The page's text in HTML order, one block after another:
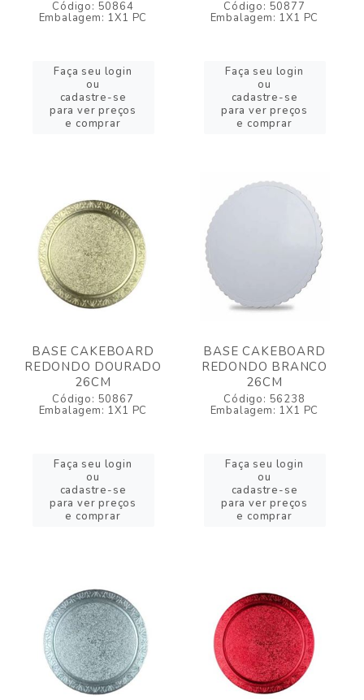
Código: 50864
Embalagem: 1X1 PC
Faça seu login
ou
cadastre-se
para ver preços
e comprar
Código: 50877
Embalagem: 1X1 PC
Faça seu login
ou
cadastre-se
para ver preços
e comprar
BASE CAKEBOARD
REDONDO DOURADO
26CM
Código: 50867
Embalagem: 1X1 PC
Faça seu login
ou
cadastre-se
para ver preços
e comprar
BASE CAKEBOARD
REDONDO BRANCO
26CM
Código: 56238
Embalagem: 1X1 PC
Faça seu login
ou
cadastre-se
para ver preços
e comprar